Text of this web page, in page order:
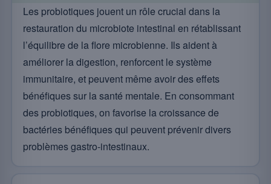
Les probiotiques jouent un rôle crucial dans la
restauration du microbiote intestinal en rétablissant
l’équilibre de la flore microbienne. Ils aident à
améliorer la digestion, renforcent le système
immunitaire, et peuvent même avoir des effets
bénéfiques sur la santé mentale. En consommant
des probiotiques, on favorise la croissance de
bactéries bénéfiques qui peuvent prévenir divers
problèmes gastro-intestinaux.